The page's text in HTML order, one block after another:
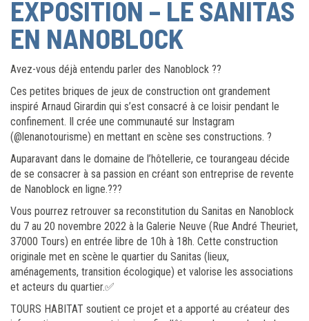
EXPOSITION – LE SANITAS
EN NANOBLOCK
Avez-vous déjà entendu parler des Nanoblock ??
Ces petites briques de jeux de construction ont grandement
inspiré Arnaud Girardin qui s’est consacré à ce loisir pendant le
confinement. Il crée une communauté sur Instagram
(@lenanotourisme) en mettant en scène ses constructions. ?
Auparavant dans le domaine de l’hôtellerie, ce tourangeau décide
de se consacrer à sa passion en créant son entreprise de revente
de Nanoblock en ligne.???
Vous pourrez retrouver sa reconstitution du Sanitas en Nanoblock
du 7 au 20 novembre 2022 à la Galerie Neuve (Rue André Theuriet,
37000 Tours) en entrée libre de 10h à 18h. Cette construction
originale met en scène le quartier du Sanitas (lieux,
aménagements, transition écologique) et valorise les associations
et acteurs du quartier.✅
TOURS HABITAT soutient ce projet et a apporté au créateur des